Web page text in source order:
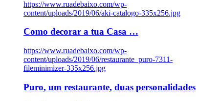
https://www.ruadebaixo.com/wp-
content/uploads/2019/06/aki-catalogo-335x256.jpg
Como decorar a tua Casa …
https://www.ruadebaixo.com/wp-
content/uploads/2019/06/restaurante_puro-7311-
fileminimizer-335x256.jpg
Puro, um restaurante, duas personalidades